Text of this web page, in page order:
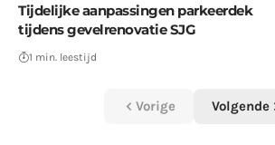
Tijdelijke aanpassingen parkeerdek
tijdens gevelrenovatie SJG
1 min. leestijd
Vorige Volgende